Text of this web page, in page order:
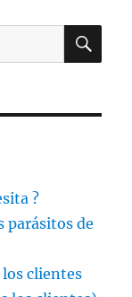
?
parásitos de
los clientes